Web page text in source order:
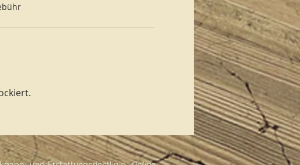
nachlesen auf unserer